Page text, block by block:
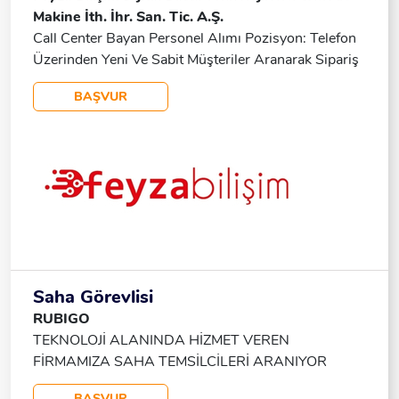
Makine İth. İhr. San. Tic. A.Ş.
Call Center Bayan Personel Alımı Pozisyon: Telefon
Üzerinden Yeni Ve Sabit Müşteriler Aranarak Sipariş
Alımları, Firma Ve E-Ticaret Mağazamızın
Tanıtımının Yapılması. Aranan Nitelikler: İkna
Deneyimli Bayan Personel. Çalışma Koşulları: Maaş:
26.000 TL SSK: Mevcut Multinet Yemek Kartı: 6.000
TL Çalışma Saatleri: Pazartesi - Cuma: 08:30 -
Gönderebilirsiniz.
BAŞVUR
Saha Görevlisi
RUBIGO
TEKNOLOJİ ALANINDA HİZMET VEREN
FİRMAMIZA SAHA TEMSİLCİLERİ ARANIYOR
Çalışma Şehirleri: İstanbul İzmir Eskişehir Antalya